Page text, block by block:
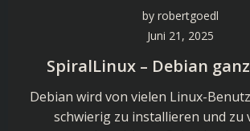
by robertgoedl
Juni 21, 2025
SpiralLinux – Debian
Debian wird von vielen Linux-
schwierig zu installieren und zu